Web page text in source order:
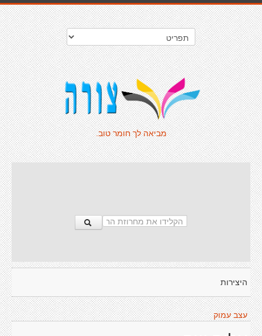
מביאה לך חומר טוב.
היצירות
עצב עמוק